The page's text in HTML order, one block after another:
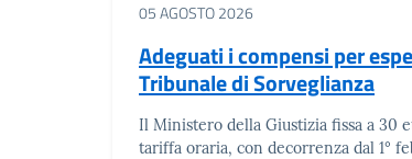
05 AGOSTO 2026
Adeguati i compensi per
Tribunale di Sorveglianza
Il Ministero della Giustizia fissa a 30
tariffa oraria, con decorrenza dal 1°